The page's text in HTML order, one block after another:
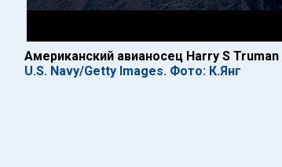
Американский авианосец Harry S Truman
U.S. Navy/Getty Images. Фото: К.Янг